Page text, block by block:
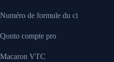
Numéro de formule du ci
Qonto compte pro
Macaron VTC